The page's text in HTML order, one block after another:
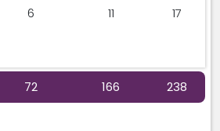
6 11 17
72 166 238